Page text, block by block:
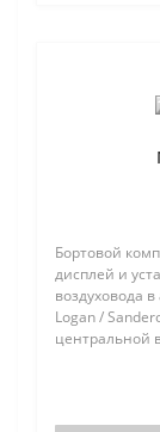
Бортовой
дисплей и
воздуховода
Logan /
центральной